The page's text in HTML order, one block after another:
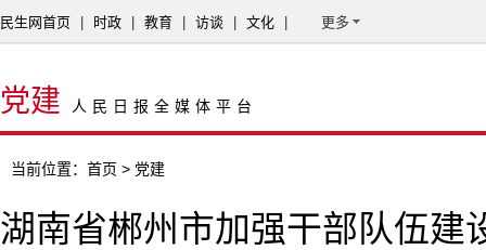
民生网首页 时政 教育 访谈 文化 更多
党建 人民日报全媒体平台
当前位置： 首页 > 党建
湖南省郴州市加强干部队伍建